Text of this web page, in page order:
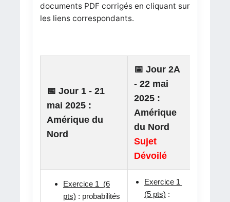
documents PDF corrigés en cliquant sur
les liens correspondants.
📅 Jour 1 - 21
mai 2025 :
Amérique du
Nord
📅 Jour 2A
- 22 mai
2025 :
Amérique
du Nord
Sujet
Dévoilé
Exercice 1 (6
pts) : probabilités
Exercice 1
(5 pts) :